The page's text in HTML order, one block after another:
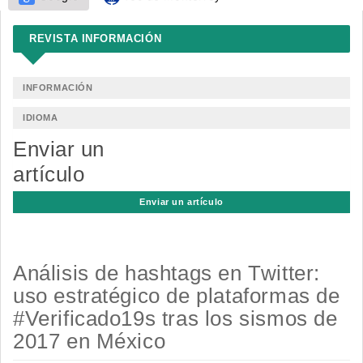
REVISTA INFORMACIÓN
INFORMACIÓN
IDIOMA
Enviar un
artículo
Enviar un artículo
Análisis de hashtags en Twitter:
uso estratégico de plataformas de
#Verificado19s tras los sismos de
2017 en México